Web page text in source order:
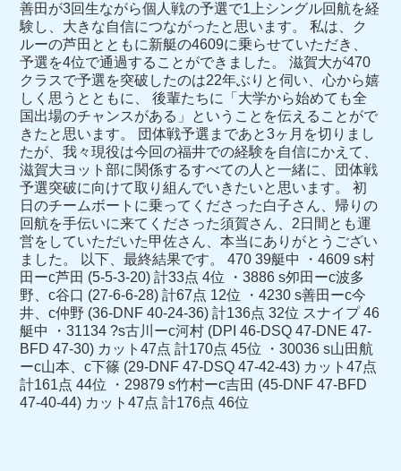
善田が3回生ながら個人戦の予選で1上シングル回航を経
験し、大きな自信につながったと思います。 私は、ク
ルーの芦田とともに新艇の4609に乗らせていただき、
予選を4位で通過することができました。 滋賀大が470
クラスで予選を突破したのは22年ぶりと伺い、心から嬉
しく思うとともに、 後輩たちに「大学から始めても全
国出場のチャンスがある」ということを伝えることがで
きたと思います。 団体戦予選まであと3ヶ月を切りまし
たが、我々現役は今回の福井での経験を自信にかえて、
滋賀大ヨット部に関係するすべての人と一緒に、団体戦
予選突破に向けて取り組んでいきたいと思います。 初
日のチームボートに乗ってくださった白子さん、帰りの
回航を手伝いに来てくださった須賀さん、2日間とも運
営をしていただいた甲佐さん、本当にありがとうござい
ました。 以下、最終結果です。 470 39艇中 ・4609 s村
田ーc芦田 (5-5-3-20) 計33点 4位 ・3886 s夘田ーc波多
野、c谷口 (27-6-6-28) 計67点 12位 ・4230 s善田ーc今
井、c仲野 (36-DNF 40-24-36) 計136点 32位 スナイプ 46
艇中 ・31134 ?s古川ーc河村 (DPI 46-DSQ 47-DNE 47-
BFD 47-30) カット47点 計170点 45位 ・30036 s山田航
ーc山本、c下篠 (29-DNF 47-DSQ 47-42-43) カット47点
計161点 44位 ・29879 s竹村ーc吉田 (45-DNF 47-BFD
47-40-44) カット47点 計176点 46位